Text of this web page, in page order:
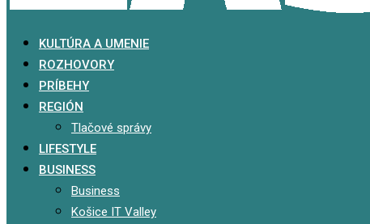
KULTÚRA A UMENIE
ROZHOVORY
PRÍBEHY
REGIÓN
Tlačové správy
LIFESTYLE
BUSINESS
Business
Košice IT Valley